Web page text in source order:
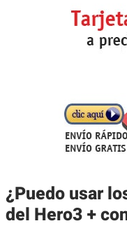
¿Puedo usar
del Hero3 +